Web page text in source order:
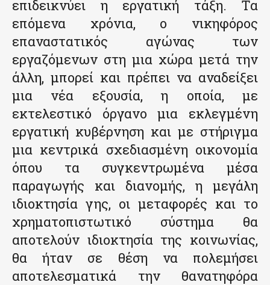
επιδεικνύει η εργατική τάξη. Τα
επόμενα χρόνια, ο νικηφόρος
επαναστατικός αγώνας των
εργαζόμενων στη μια χώρα μετά την
άλλη, μπορεί και πρέπει να αναδείξει
μια νέα εξουσία, η οποία, με
εκτελεστικό όργανο μια εκλεγμένη
εργατική κυβέρνηση και με στήριγμα
μια κεντρικά σχεδιασμένη οικονομία
όπου τα συγκεντρωμένα μέσα
παραγωγής και διανομής, η μεγάλη
ιδιοκτησία γης, οι μεταφορές και το
χρηματοπιστωτικό σύστημα θα
αποτελούν ιδιοκτησία της κοινωνίας,
θα ήταν σε θέση να πολεμήσει
αποτελεσματικά την θανατηφόρα